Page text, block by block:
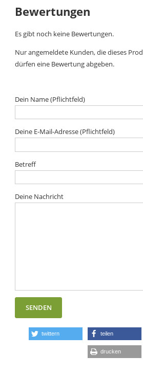
Bewertungen
Es gibt noch keine Bewertungen.
Nur angemeldete Kunden, die dieses
dürfen eine Bewertung abgeben.
Dein Name (Pflichtfeld)
Deine E-Mail-Adresse (Pflichtfeld)
Betreff
Deine Nachricht
twittern teilen
drucken